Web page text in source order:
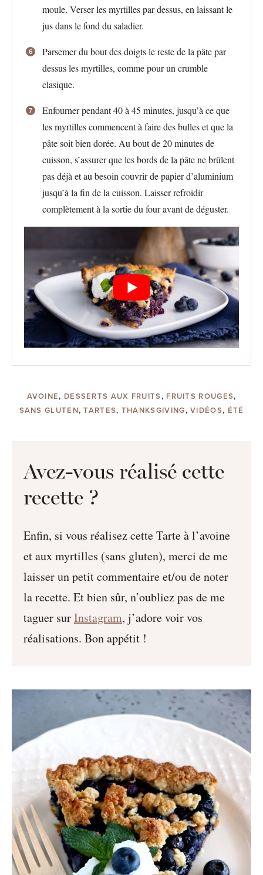
moule. Verser les myrtilles par dessus, en laissant le
jus dans le fond du saladier.
Parsemer du bout des doigts le reste de la pâte par
dessus les myrtilles, comme pour un crumble
clasique.
Enfourner pendant 40 à 45 minutes, jusqu’à ce que
les myrtilles commencent à faire des bulles et que la
pâte soit bien dorée. Au bout de 20 minutes de
cuisson, s’assurer que les bords de la pâte ne brûlent
pas déjà et au besoin couvrir de papier d’aluminium
jusqu’à la fin de la cuisson. Laisser refroidir
complètement à la sortie du four avant de déguster.
AVOINE, DESSERTS AUX FRUITS, FRUITS ROUGES,
SANS GLUTEN,TARTES, THANKSGIVING,VIDÉOS, ÉTÉ
Avez-vous réalisé cette
recette ?
Enfin, si vous réalisez cette Tarte à l’avoine
et aux myrtilles (sans gluten), merci de me
laisser un petit commentaire et/ou de noter
la recette. Et bien sûr, n’oubliez pas de me
taguer surInstagram, j’adore voir vos
réalisations. Bon appétit !